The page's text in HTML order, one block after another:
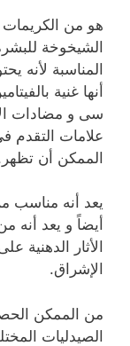
هو من
الشيخوخة
المناسبة لأنه
أنها غنية
سى و مضادات
علامات التقدم
الممكن أن
يعد أنه مناسب
أيضاً و يعد أنه
الأثار الدهنية
الإشراق.
من الممكن
الصيدليات